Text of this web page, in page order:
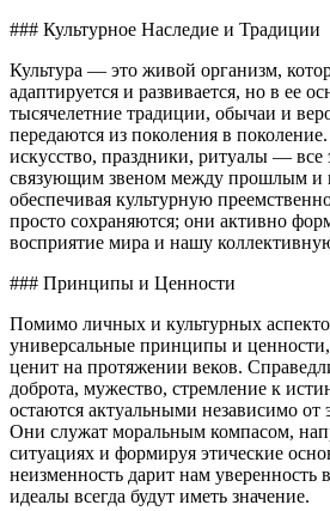
### Культурное Наследие и Традиции
Культура — это живой организм,
адаптируется и развивается, но в ее
тысячелетние традиции, обычаи и
передаются из поколения в
искусство, праздники, ритуалы —
связующим звеном между прошлым и
обеспечивая культурную
просто сохраняются; они активно
восприятие мира и нашу
### Принципы и Ценности
Помимо личных и культурных
универсальные принципы и ценности,
ценит на протяжении веков.
доброта, мужество, стремление к
остаются актуальными независимо от
Они служат моральным компасом,
ситуациях и формируя этические
неизменность дарит нам уверенность
идеалы всегда будут иметь значение.